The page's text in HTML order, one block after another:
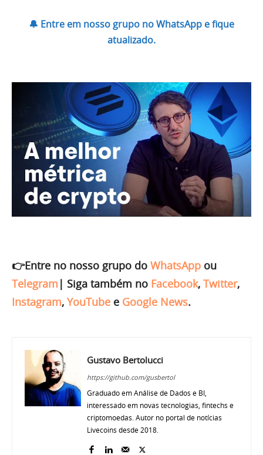
🔔 Entre em nosso grupo no WhatsApp e fique
atualizado.
👉Entre no nosso grupo do WhatsApp ou
Telegram | Siga também no Facebook, Twitter,
Instagram, YouTube e Google News.
Gustavo Bertolucci
https://github.com/gusbertol
Graduado em Análise de Dados e BI,
interessado em novas tecnologias, fintechs e
criptomoedas. Autor no portal de notícias
Livecoins desde 2018.